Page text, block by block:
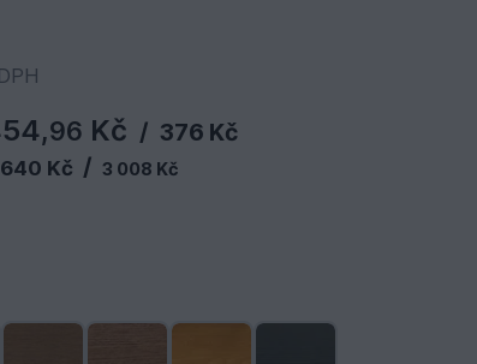
96 Kč / 376 Kč
Kč / 3 008 Kč